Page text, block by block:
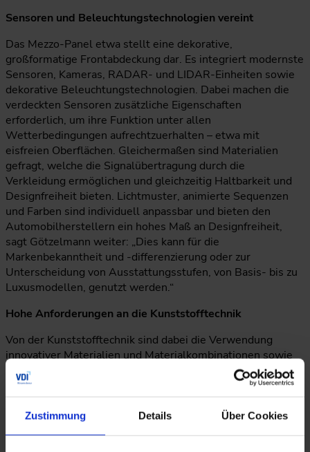
Zustimmung Details Über Cookies
Sensoren und Beleuchtungstechnologien vereint
Das Mezzo-Panel etwa stellt eine dekorative,
großformatige Frontabdeckung dar. Es integriert modernste
Sensoren, Kameras, RADAR- und LIDAR-Einheiten sowie
dekorative Beleuchtungstechnologien. Dabei machen die
verdeckten Sensoren zusätzliche Eigenschaften
erforderlich, um ihre Funktion unter allen
Wetterbedingungen aufrechtzuerhalten – etwa mit
eisfreien Oberflächen. Gleichermaßen sind Materialien
gefragt, welche die Signalübertragung durch die
Verkleidung ermöglichen und gleichzeitig Haltbarkeit und
Designfreiheit bieten. Lichtmuster, animierte Sequenzen
und Farben sind individuell anpassbar und bieten den
Automobilherstellern ein hohes Maß an Designfreiheit,
sagt Götzelmann weiter: „Dies kann für die
Markenbekanntheit und -differenzierung oder zur
Unterscheidung von Ausstattungsstufen, von Basis- bis zu
Luxusmodellen, genutzt werden.“
Hohe Anforderungen an die Kunststofftechnik
Von der Kunststofftechnik sind dabei die Verwendung
innovativer Materialien und Materialkombinationen sowie
ausgereifte Prozesstechnologien gefragt. Da die dekorative
Oberfläche durch die Verwendung verschiedener Schichten
erreicht wird, einschließlich siebbedruckter Folie oder
dekorierter Basislack-Transferfolie, sind die
Designoptionen nahezu unbegrenzt. „Das ist ein hoch